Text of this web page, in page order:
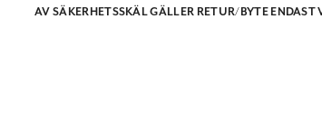
AV SÄKERHETSSKÄL GÄLLER RETUR/BYTE ENDAST